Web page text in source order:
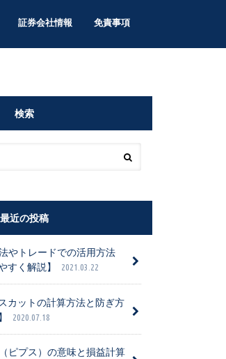
証券会社情報 免責事項
検索
最近の投稿
やトレードでの活用方法
すく解説】
2021.03.22
カットの計算方法と防ぎ方
2020.07.18
ピプス）の意味と損益計算